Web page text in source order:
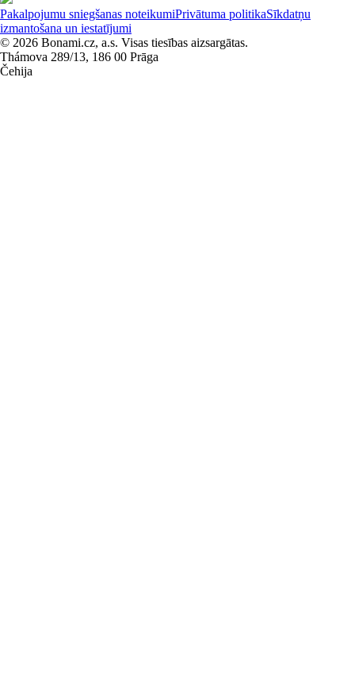
Pakalpojumu sniegšanas noteikumiPrivātuma politikaSīkdatņu
izmantošana un iestatījumi
© 2026 Bonami.cz, a.s. Visas tiesības aizsargātas.
Thámova 289/13, 186 00 Prāga
Čehija